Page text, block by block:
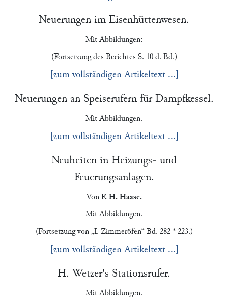
Neuerungen im Eisenhüttenwesen.
Mit Abbildungen:
(Fortsetzung des Berichtes S. 10 d. Bd.)
[zum vollständigen Artikeltext …]
Neuerungen an Speiserufern für Dampfkessel.
Mit Abbildungen.
[zum vollständigen Artikeltext …]
Neuheiten in Heizungs- und
Feuerungsanlagen.
Von F. H. Haase.
Mit Abbildungen.
(Fortsetzung von „I. Zimmeröfen“Bd. 282 * 223.)
[zum vollständigen Artikeltext …]
H. Wetzer's Stationsrufer.
Mit Abbildungen.